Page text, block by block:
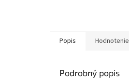
Popis Hodnotenie
Podrobný popis